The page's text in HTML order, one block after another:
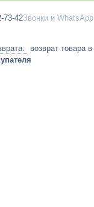
73-42Звонки и WhatsApp
возврат товара